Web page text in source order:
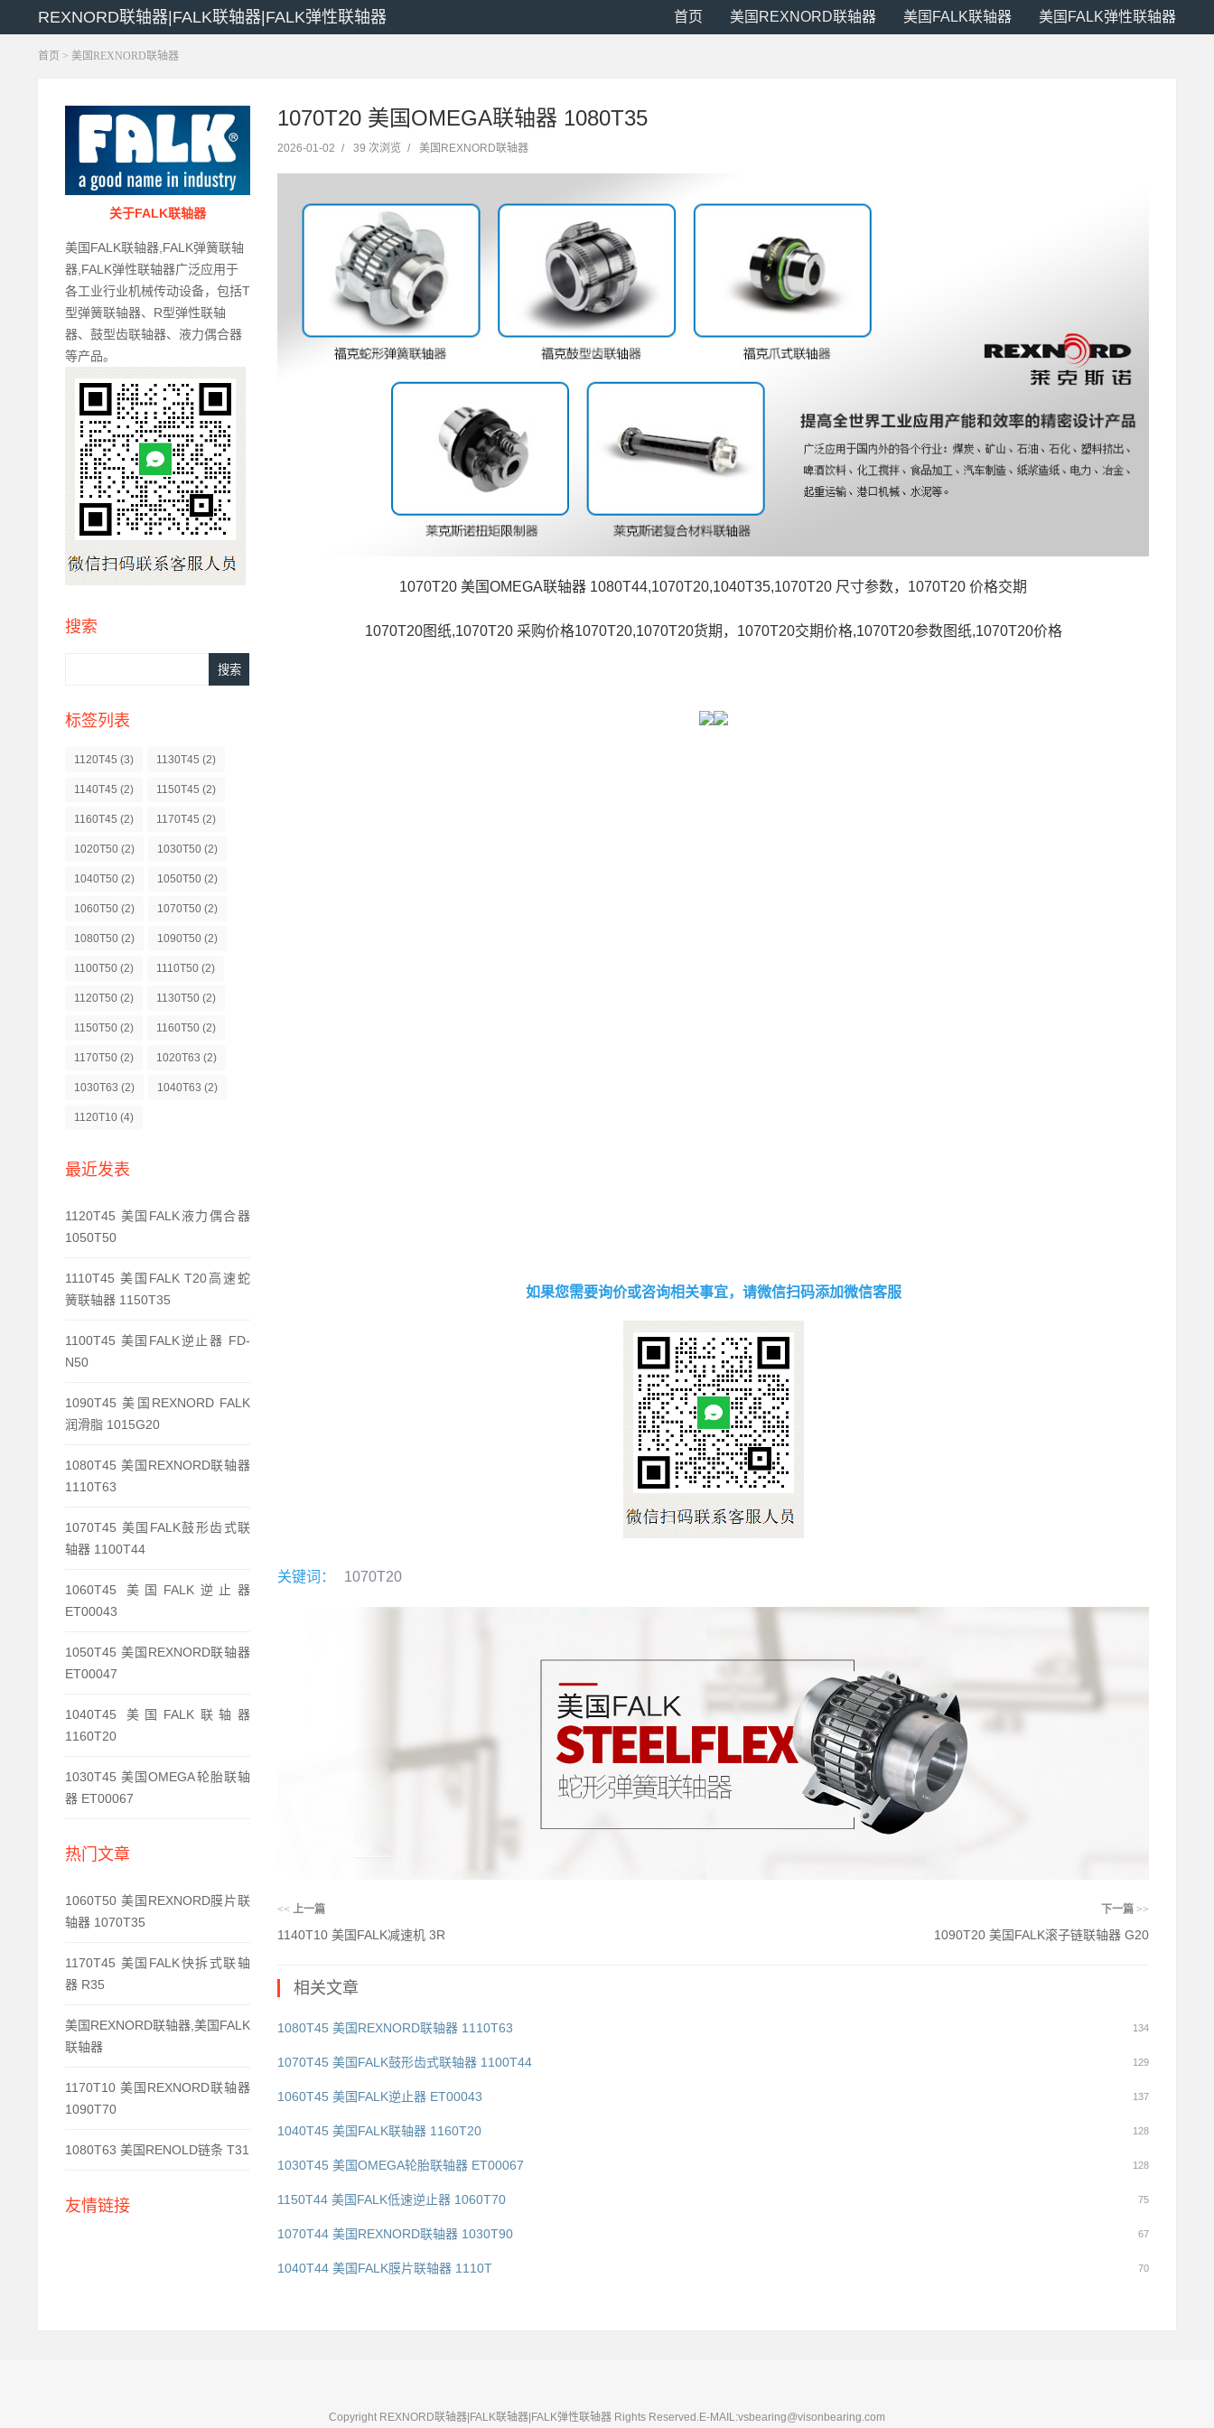
REXNORD联轴器|FALK联轴器|FALK弹性联轴器 首页 美国REXNORD联轴器 美国FALK联轴器 美国FALK弹性联轴器
首页 > 美国REXNORD联轴器
关于FALK联轴器
美国FALK联轴器,FALK弹簧联轴
器,FALK弹性联轴器广泛应用于
各工业行业机械传动设备，包括T
型弹簧联轴器、R型弹性联轴
器、鼓型齿联轴器、液力偶合器
等产品。
搜索
标签列表
1120T45 (3) 1130T45 (2)
1140T45 (2) 1150T45 (2)
1160T45 (2) 1170T45 (2)
1020T50 (2) 1030T50 (2)
1040T50 (2) 1050T50 (2)
1060T50 (2) 1070T50 (2)
1080T50 (2) 1090T50 (2)
1100T50 (2) 1110T50 (2)
1120T50 (2) 1130T50 (2)
1150T50 (2) 1160T50 (2)
1170T50 (2) 1020T63 (2)
1030T63 (2) 1040T63 (2)
1120T10 (4)
最近发表
1120T45 美国FALK液力偶合器
1050T50
1110T45 美国FALK T20高速蛇
簧联轴器 1150T35
1100T45 美国FALK逆止器 FD-
N50
1090T45 美国REXNORD FALK
润滑脂 1015G20
1080T45 美国REXNORD联轴器
1110T63
1070T45 美国FALK鼓形齿式联
轴器 1100T44
1060T45 美国FALK逆止器
ET00043
1050T45 美国REXNORD联轴器
ET00047
1040T45 美国FALK联轴器
1160T20
1030T45 美国OMEGA轮胎联轴
器 ET00067
热门文章
1060T50 美国REXNORD膜片联
轴器 1070T35
1170T45 美国FALK快拆式联轴
器 R35
美国REXNORD联轴器,美国FALK
联轴器
1170T10 美国REXNORD联轴器
1090T70
1080T63 美国RENOLD链条 T31
友情链接
1070T20 美国OMEGA联轴器 1080T35
2026-01-02 / 39 次浏览 / 美国REXNORD联轴器
1070T20 美国OMEGA联轴器 1080T44,1070T20,1040T35,1070T20 尺寸参数，1070T20 价格交期
1070T20图纸,1070T20 采购价格1070T20,1070T20货期，1070T20交期价格,1070T20参数图纸,1070T20价格
如果您需要询价或咨询相关事宜，请微信扫码添加微信客服
关键词： 1070T20
<< 上一篇
1140T10 美国FALK减速机 3R
下一篇 >>
1090T20 美国FALK滚子链联轴器 G20
相关文章
134
1080T45 美国REXNORD联轴器 1110T63
129
1070T45 美国FALK鼓形齿式联轴器 1100T44
137
1060T45 美国FALK逆止器 ET00043
128
1040T45 美国FALK联轴器 1160T20
128
1030T45 美国OMEGA轮胎联轴器 ET00067
75
1150T44 美国FALK低速逆止器 1060T70
67
1070T44 美国REXNORD联轴器 1030T90
70
1040T44 美国FALK膜片联轴器 1110T
Copyright REXNORD联轴器|FALK联轴器|FALK弹性联轴器 Rights Reserved.E-MAIL:vsbearing@visonbearing.com